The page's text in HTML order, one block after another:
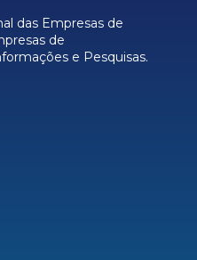
das Empresas de
de
e Pesquisas.